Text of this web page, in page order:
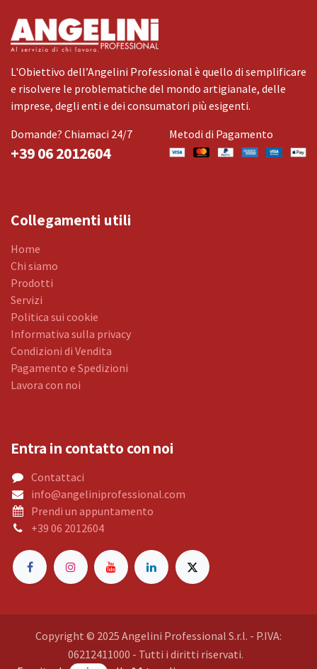
L'Obiettivo dell’Angelini Professional è quello di semplificare
e risolvere le problematiche del mondo artigianale, delle
imprese, degli enti e dei consumatori più esigenti.
Domande? Chiamaci 24/7
+39 06 2012604
Metodi di Pagamento
Collegamenti utili
Home
Chi siamo
Prodotti
Servizi
Politica sui cookie
Informativa sulla privacy
Condizioni di Vendita
Pagamento e Spedizioni
Lavora con noi
Entra in contatto con noi
Contattaci
info@angeliniprofessional.com
Prendi un appuntamento
+39 06 2012604
Copyright © 2025 Angelini Professional S.r.l. - P.IVA:
06212411000 - Tutti i diritti riservati.